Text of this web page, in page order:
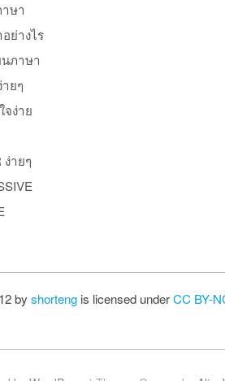
ษา
ย่างไร
ภาษา
ยๆ
จง่าย
ง่ายๆ
by shorteng is licensed underCC BY-